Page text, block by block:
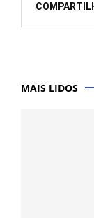
MAIS LIDOS